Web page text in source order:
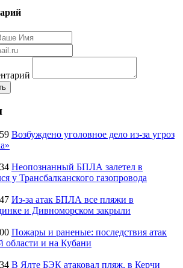
Возбуждено уголовное дело из-за угроз
Неопознанный БПЛА залетел в
у Трансбалканского газопровода
Из-за атак БПЛА все пляжи в
и Дивноморском закрыли
Пожары и раненые: последствия атак
и на Кубани
В Ялте БЭК атаковал пляж, в Керчи